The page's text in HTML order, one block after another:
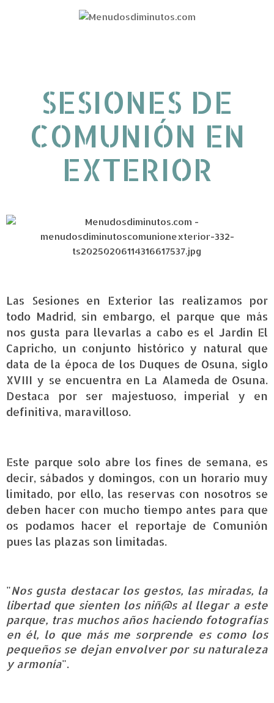
SESIONES DE
COMUNIÓN EN
EXTERIOR
Las Sesiones en Exterior las realizamos por
todo Madrid, sin embargo, el parque que más
nos gusta para llevarlas a cabo es el Jardín El
Capricho, un conjunto histórico y natural que
data de la época de los Duques de Osuna, siglo
XVIII y se encuentra en La Alameda de Osuna.
Destaca por ser majestuoso, imperial y en
definitiva, maravilloso.
Este parque solo abre los fines de semana, es
decir, sábados y domingos, con un horario muy
limitado, por ello, las reservas con nosotros se
deben hacer con mucho tiempo antes para que
os podamos hacer el reportaje de Comunión
pues las plazas son limitadas.
"Nos gusta destacar los gestos, las miradas, la
libertad que sienten los niñ@s al llegar a este
parque, tras muchos años haciendo fotografías
en él, lo que más me sorprende es como los
pequeños se dejan envolver por su naturaleza
y armonía".